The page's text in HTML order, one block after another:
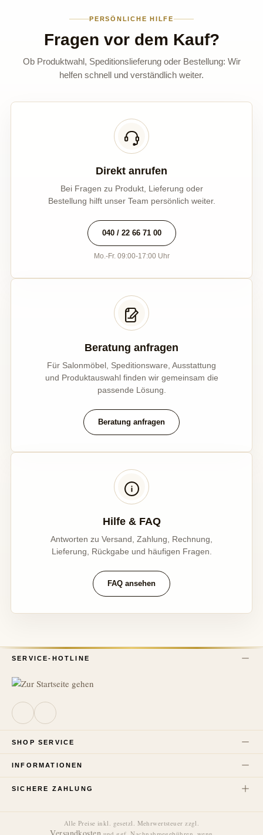
PERSÖNLICHE HILFE
Fragen vor dem Kauf?
Ob Produktwahl, Speditionslieferung oder Bestellung: Wir
helfen schnell und verständlich weiter.
Direkt anrufen
Bei Fragen zu Produkt, Lieferung oder
Bestellung hilft unser Team persönlich weiter.
040 / 22 66 71 00
Mo.-Fr. 09:00-17:00 Uhr
Beratung anfragen
Für Salonmöbel, Speditionsware, Ausstattung
und Produktauswahl finden wir gemeinsam die
passende Lösung.
Beratung anfragen
Hilfe & FAQ
Antworten zu Versand, Zahlung, Rechnung,
Lieferung, Rückgabe und häufigen Fragen.
FAQ ansehen
SERVICE-HOTLINE
SHOP SERVICE
INFORMATIONEN
SICHERE ZAHLUNG
Alle Preise inkl. gesetzl. Mehrwertsteuer zzgl.